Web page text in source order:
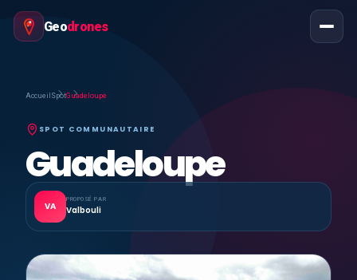
Geodrones
Accueil SpotGuadeloupe
SPOT COMMUNAUTAIRE
Guadeloupe
VA
PROPOSÉ PAR
Valbouli